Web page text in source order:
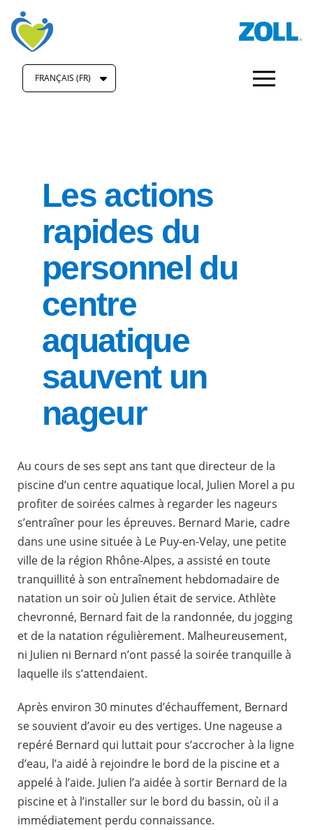
FRANÇAIS (FR)
Les actions
rapides du
personnel du
centre
aquatique
sauvent un
nageur
Au cours de ses sept ans tant que directeur de la
piscine d’un centre aquatique local, Julien Morel a pu
profiter de soirées calmes à regarder les nageurs
s’entraîner pour les épreuves. Bernard Marie, cadre
dans une usine située à Le Puy-en-Velay, une petite
ville de la région Rhône-Alpes, a assisté en toute
tranquillité à son entraînement hebdomadaire de
natation un soir où Julien était de service. Athlète
chevronné, Bernard fait de la randonnée, du jogging
et de la natation régulièrement. Malheureusement,
ni Julien ni Bernard n’ont passé la soirée tranquille à
laquelle ils s’attendaient.
Après environ 30 minutes d’échauffement, Bernard
se souvient d’avoir eu des vertiges. Une nageuse a
repéré Bernard qui luttait pour s’accrocher à la ligne
d’eau, l’a aidé à rejoindre le bord de la piscine et a
appelé à l’aide. Julien l’a aidée à sortir Bernard de la
piscine et à l’installer sur le bord du bassin, où il a
immédiatement perdu connaissance.